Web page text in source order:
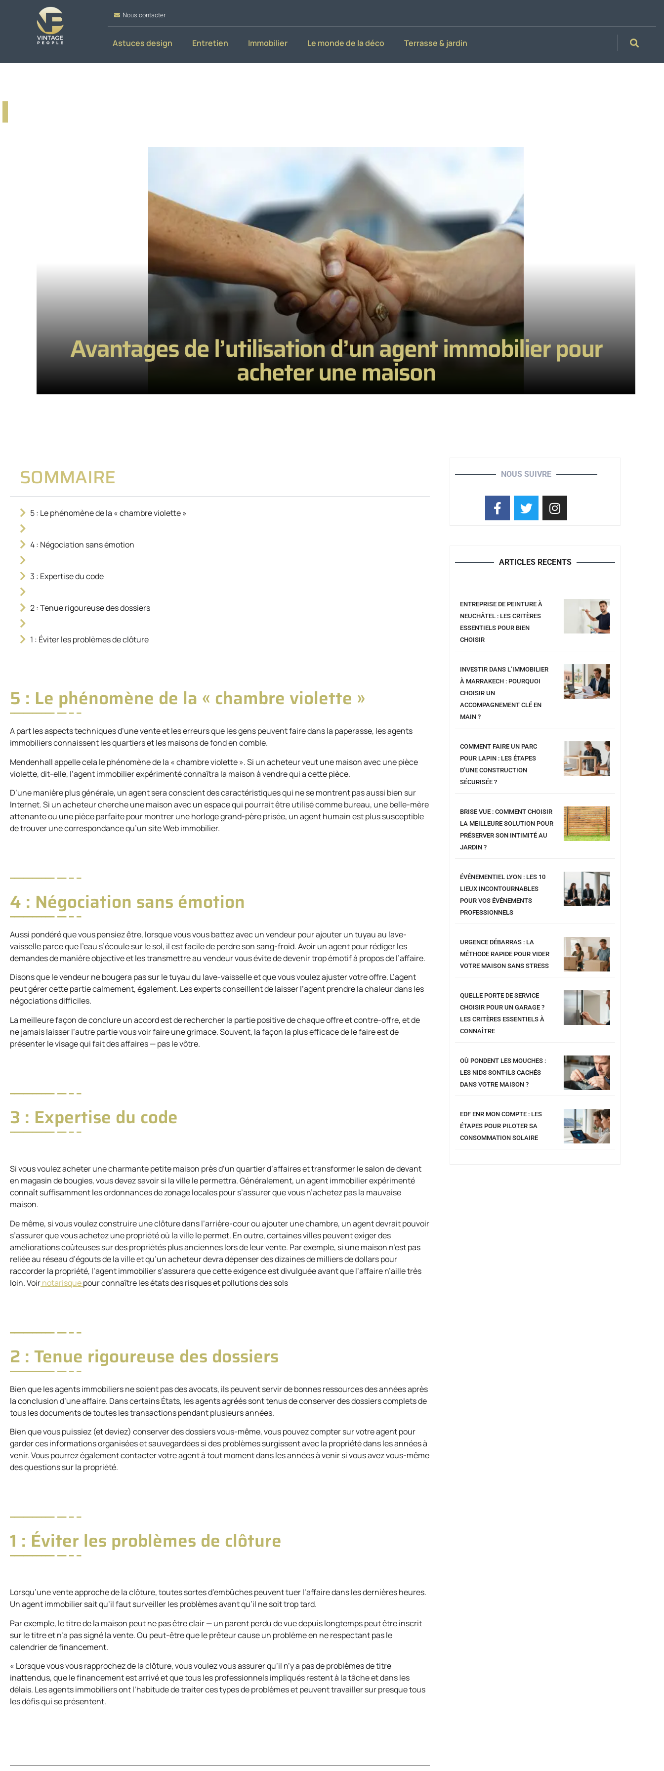
Nous contacter
Astuces design Entretien Immobilier Le monde de la déco Terrasse & jardin
Avantages de l’utilisation d’un agent immobilier pour
acheter une maison
SOMMAIRE
5 : Le phénomène de la « chambre violette »
4 : Négociation sans émotion
3 : Expertise du code
2 : Tenue rigoureuse des dossiers
1 : Éviter les problèmes de clôture
5 : Le phénomène de la « chambre violette »
A part les aspects techniques d’une vente et les erreurs que les gens peuvent faire dans la paperasse, les agents
immobiliers connaissent les quartiers et les maisons de fond en comble.
Mendenhall appelle cela le phénomène de la « chambre violette ». Si un acheteur veut une maison avec une pièce
violette, dit-elle, l’agent immobilier expérimenté connaîtra la maison à vendre qui a cette pièce.
D’une manière plus générale, un agent sera conscient des caractéristiques qui ne se montrent pas aussi bien sur
Internet. Si un acheteur cherche une maison avec un espace qui pourrait être utilisé comme bureau, une belle-mère
attenante ou une pièce parfaite pour montrer une horloge grand-père prisée, un agent humain est plus susceptible
de trouver une correspondance qu’un site Web immobilier.
4 : Négociation sans émotion
Aussi pondéré que vous pensiez être, lorsque vous vous battez avec un vendeur pour ajouter un tuyau au lave-
vaisselle parce que l’eau s’écoule sur le sol, il est facile de perdre son sang-froid. Avoir un agent pour rédiger les
demandes de manière objective et les transmettre au vendeur vous évite de devenir trop émotif à propos de l’affaire.
Disons que le vendeur ne bougera pas sur le tuyau du lave-vaisselle et que vous voulez ajuster votre offre. L’agent
peut gérer cette partie calmement, également. Les experts conseillent de laisser l’agent prendre la chaleur dans les
négociations difficiles.
La meilleure façon de conclure un accord est de rechercher la partie positive de chaque offre et contre-offre, et de
ne jamais laisser l’autre partie vous voir faire une grimace. Souvent, la façon la plus efficace de le faire est de
présenter le visage qui fait des affaires — pas le vôtre.
3 : Expertise du code
Si vous voulez acheter une charmante petite maison près d’un quartier d’affaires et transformer le salon de devant
en magasin de bougies, vous devez savoir si la ville le permettra. Généralement, un agent immobilier expérimenté
connaît suffisamment les ordonnances de zonage locales pour s’assurer que vous n’achetez pas la mauvaise
maison.
De même, si vous voulez construire une clôture dans l’arrière-cour ou ajouter une chambre, un agent devrait pouvoir
s’assurer que vous achetez une propriété où la ville le permet. En outre, certaines villes peuvent exiger des
améliorations coûteuses sur des propriétés plus anciennes lors de leur vente. Par exemple, si une maison n’est pas
reliée au réseau d’égouts de la ville et qu’un acheteur devra dépenser des dizaines de milliers de dollars pour
raccorder la propriété, l’agent immobilier s’assurera que cette exigence est divulguée avant que l’affaire n’aille très
loin. Voirnotarisquepour connaître les états des risques et pollutions des sols
2 : Tenue rigoureuse des dossiers
Bien que les agents immobiliers ne soient pas des avocats, ils peuvent servir de bonnes ressources des années après
la conclusion d’une affaire. Dans certains États, les agents agréés sont tenus de conserver des dossiers complets de
tous les documents de toutes les transactions pendant plusieurs années.
Bien que vous puissiez (et deviez) conserver des dossiers vous-même, vous pouvez compter sur votre agent pour
garder ces informations organisées et sauvegardées si des problèmes surgissent avec la propriété dans les années à
venir. Vous pourrez également contacter votre agent à tout moment dans les années à venir si vous avez vous-même
des questions sur la propriété.
1 : Éviter les problèmes de clôture
Lorsqu’une vente approche de la clôture, toutes sortes d’embûches peuvent tuer l’affaire dans les dernières heures.
Un agent immobilier sait qu’il faut surveiller les problèmes avant qu’il ne soit trop tard.
Par exemple, le titre de la maison peut ne pas être clair — un parent perdu de vue depuis longtemps peut être inscrit
sur le titre et n’a pas signé la vente. Ou peut-être que le prêteur cause un problème en ne respectant pas le
calendrier de financement.
« Lorsque vous vous rapprochez de la clôture, vous voulez vous assurer qu’il n’y a pas de problèmes de titre
inattendus, que le financement est arrivé et que tous les professionnels impliqués restent à la tâche et dans les
délais. Les agents immobiliers ont l’habitude de traiter ces types de problèmes et peuvent travailler sur presque tous
les défis qui se présentent.
NOUS SUIVRE
ARTICLES RECENTS
ENTREPRISE DE PEINTURE À
NEUCHÂTEL : LES CRITÈRES
ESSENTIELS POUR BIEN
CHOISIR
INVESTIR DANS L’IMMOBILIER
À MARRAKECH : POURQUOI
CHOISIR UN
ACCOMPAGNEMENT CLÉ EN
MAIN ?
COMMENT FAIRE UN PARC
POUR LAPIN : LES ÉTAPES
D’UNE CONSTRUCTION
SÉCURISÉE ?
BRISE VUE : COMMENT CHOISIR
LA MEILLEURE SOLUTION POUR
PRÉSERVER SON INTIMITÉ AU
JARDIN ?
ÉVÉNEMENTIEL LYON : LES 10
LIEUX INCONTOURNABLES
POUR VOS ÉVÉNEMENTS
PROFESSIONNELS
URGENCE DÉBARRAS : LA
MÉTHODE RAPIDE POUR VIDER
VOTRE MAISON SANS STRESS
QUELLE PORTE DE SERVICE
CHOISIR POUR UN GARAGE ?
LES CRITÈRES ESSENTIELS À
CONNAÎTRE
OÙ PONDENT LES MOUCHES :
LES NIDS SONT-ILS CACHÉS
DANS VOTRE MAISON ?
EDF ENR MON COMPTE : LES
ÉTAPES POUR PILOTER SA
CONSOMMATION SOLAIRE